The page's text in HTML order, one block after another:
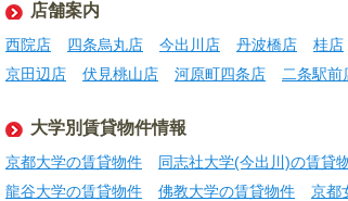
店舗案内
西院店 四条烏丸店 今出川店 丹波橋店 桂店
京田辺店
伏見桃山店 河原町四条店 二条駅前
大学別賃貸物件情報
京都大学の賃貸物件 同志社大学(今出川)の賃貸
龍谷大学の賃貸物件
佛教大学の賃貸物件 京都